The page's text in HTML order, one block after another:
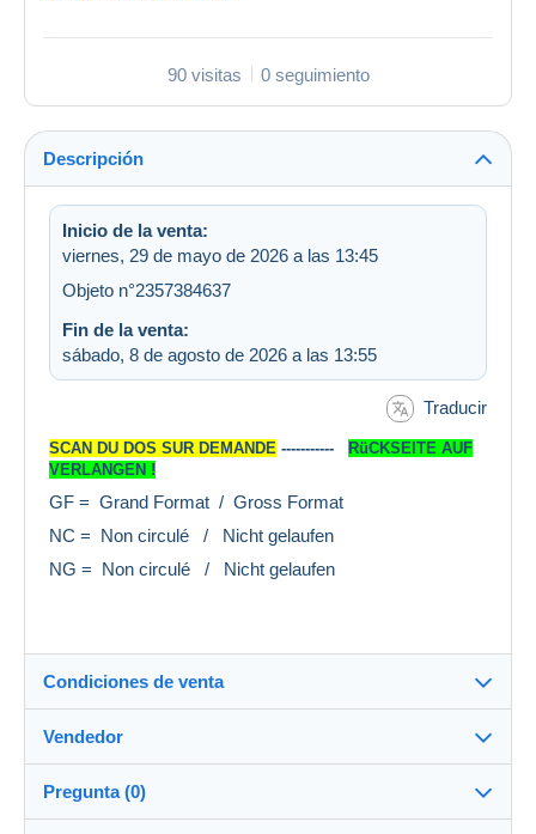
90 visitas 0 seguimiento
Descripción
Inicio de la venta:
viernes, 29 de mayo de 2026 a las 13:45
Objeto n°2357384637
Fin de la venta:
sábado, 8 de agosto de 2026 a las 13:55
Traducir
SCAN DU DOS SUR DEMANDE -----------
RüCKSEITE AUF
VERLANGEN !
GF = Grand Format / Gross Format
NC = Non circulé / Nicht gelaufen
NG = Non circulé / Nicht gelaufen
Condiciones de venta
Destino:
Ver la lista de países
Envío:
Vendedor
xil1172100%(33561x)
Pregunta (0)